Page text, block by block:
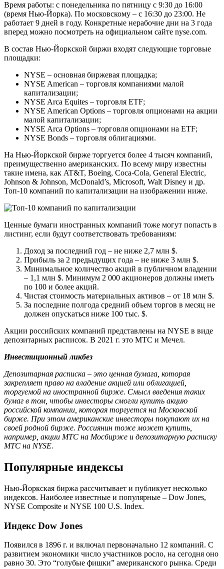
Время работы: с понедельника по пятницу с 9:30 до 16:00
(время Нью-Йорка). По московскому – с 16:30 до 23:00. Не
работает 9 дней в году. Конкретные нерабочие дни на 3 года
вперед можно посмотреть на официальном сайте nyse.com.
В состав Нью-Йоркской биржи входят следующие торговые
площадки:
NYSE – основная биржевая площадка;
NYSE American – торговля компаниями малой
капитализации;
NYSE Arca Equites – торговля ETF;
NYSE American Options – торговля опционами на акции
малой капитализации;
NYSE Arca Options – торговля опционами на ETF;
NYSE Bonds – торговля облигациями.
На Нью-Йоркской бирже торгуется более 4 тысяч компаний,
преимущественно американских. По всему миру известны
такие имена, как AT&T, Boeing, Coca-Cola, General Electric,
Johnson & Johnson, McDonald’s, Microsoft, Walt Disney и др.
Топ-10 компаний по капитализации на изображении ниже.
Ценные бумаги иностранных компаний тоже могут попасть в
листинг, если будут соответствовать требованиям:
Доход за последний год – не ниже 2,7 млн $.
Прибыль за 2 предыдущих года – не ниже 3 млн $.
Минимальное количество акций в публичном владении
– 1,1 млн $. Минимум 2 000 акционеров должны иметь
по 100 и более акций.
Чистая стоимость материальных активов – от 18 млн $.
За последние полгода средний объем торгов в месяц не
должен опускаться ниже 100 тыс. $.
Акции российских компаний представлены на NYSE в виде
депозитарных расписок. В 2021 г. это МТС и Мечел.
Инвестиционный ликбез
Депозитарная расписка – это ценная бумага, которая
закрепляет право на владение акцией или облигацией,
торгуемой на иностранной бирже. Смысл введения таких
бумаг в том, чтобы инвесторы смогли купить акцию
российской компании, которая торгуется на Московской
бирже. При этом американские инвесторы покупают их на
своей родной бирже. Россиянин тоже может купить,
например, акции МТС на Мосбирже и депозитарную расписку
МТС на NYSE.
Популярные индексы
Нью-Йоркская биржа рассчитывает и публикует несколько
индексов. Наиболее известные и популярные – Dow Jones,
NYSE Composite и NYSE 100 U.S. Index.
Индекс Dow Jones
Появился в 1896 г. и включал первоначально 12 компаний. С
развитием экономики число участников росло, на сегодня оно
равно 30. Это “голубые фишки” американского рынка. Среди